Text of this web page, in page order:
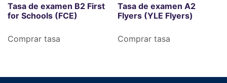
Tasa de examen B2 First
for Schools (FCE)
Comprar tasa
Tasa de examen A2
Flyers (YLE Flyers)
Comprar tasa